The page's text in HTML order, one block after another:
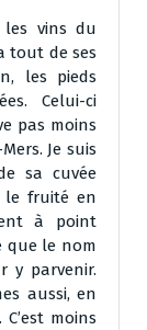
les vins du
tout de ses
les pieds
Celui-ci
pas moins
Je suis
sa cuvée
le fruité en
à point
que le nom
y parvenir.
aussi, en
moins